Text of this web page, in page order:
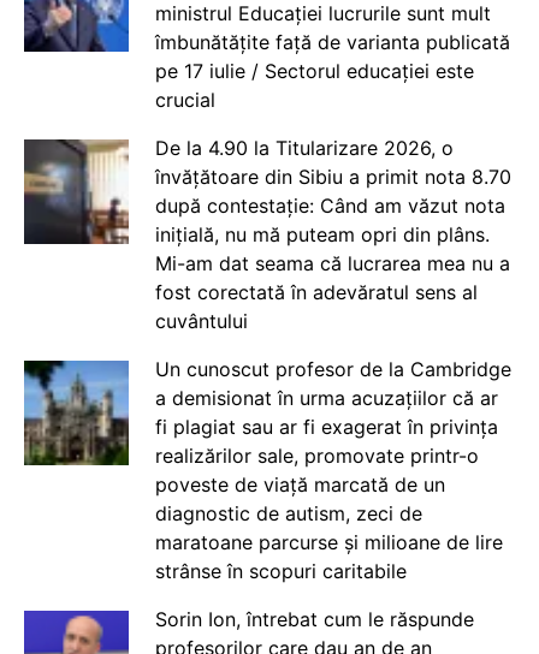
ministrul Educației lucrurile sunt mult
îmbunătățite față de varianta publicată
pe 17 iulie / Sectorul educației este
crucial
De la 4.90 la Titularizare 2026, o
învățătoare din Sibiu a primit nota 8.70
după contestație: Când am văzut nota
inițială, nu mă puteam opri din plâns.
Mi-am dat seama că lucrarea mea nu a
fost corectată în adevăratul sens al
cuvântului
Un cunoscut profesor de la Cambridge
a demisionat în urma acuzațiilor că ar
fi plagiat sau ar fi exagerat în privința
realizărilor sale, promovate printr-o
poveste de viață marcată de un
diagnostic de autism, zeci de
maratoane parcurse și milioane de lire
strânse în scopuri caritabile
Sorin Ion, întrebat cum le răspunde
profesorilor care dau an de an